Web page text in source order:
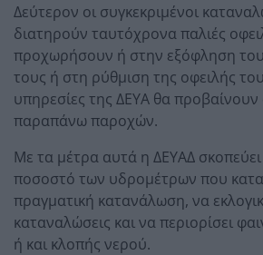
Δεύτερον οι συγκεκριμένοι
διατηρούν ταυτόχρονα παλιές
προχωρήσουν ή στην εξόφληση
τους ή στη ρύθμιση της οφειλής
υπηρεσίες της ΔΕΥΑ θα
παραπάνω παροχών.
Με τα μέτρα αυτά η ΔΕΥΑΔ
ποσοστό των υδρομέτρων που
πραγματική κατανάλωση, να
καταναλώσεις και να περιορίσει
ή και κλοπής νερού.